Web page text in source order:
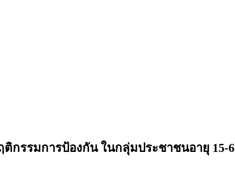
กรรมการป้องกัน ในกลุ่มประชาชนอายุ 15-